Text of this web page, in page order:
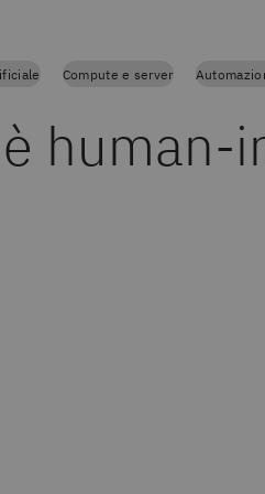
Compute e server
human-